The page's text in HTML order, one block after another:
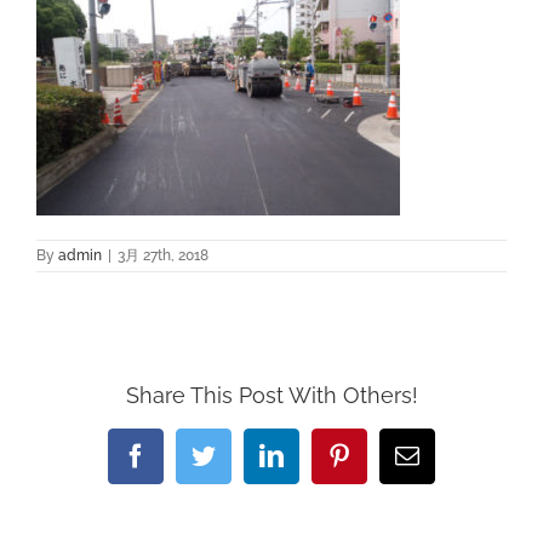
By admin 3月 27th, 2018
Share This Post With Others!
FacebookTwitterLinkedInPinterest
電
子